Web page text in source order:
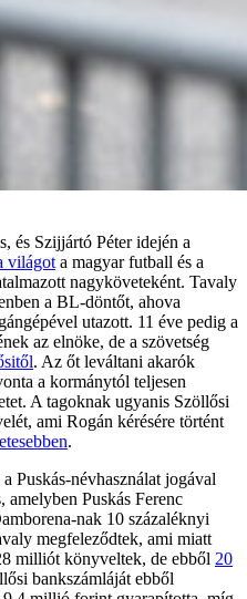
és Szijjártó Péter idején a
világot a magyar futball és a
nagyköveteként. Tavaly
a BL-döntőt, ahova
utazott. 11 éve pedig a
az elnöke, de a szövetség
. Az őt leváltani akarók
a kormánytól teljesen
A tagoknak ugyanis Szöllősi
ami Rogán kérésére történt
.
Puskás-névhasználat jogával
Puskás Ferenc
nak 10 százaléknyi
megfeleződtek, ami miatt
milliót könyveltek, de ebből 20
bankszámláját ebből